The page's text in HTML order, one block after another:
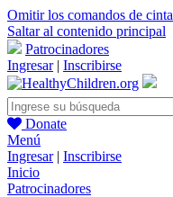
Omitir los comandos de cinta
Saltar al contenido principal
Patrocinadores
Ingresar| Inscribirse
Donate
Menú
Ingresar| Inscribirse
Inicio
Patrocinadores